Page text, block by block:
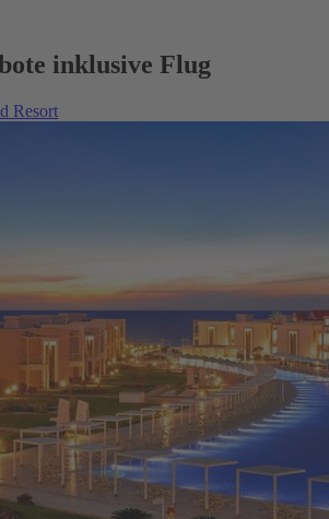
inklusive Flug
Resort